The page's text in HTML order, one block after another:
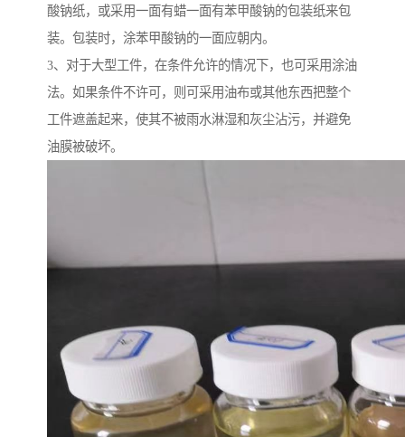
酸钠纸，或采用一面有蜡一面有苯甲酸钠的包装纸来包
装。包装时，涂苯甲酸钠的一面应朝内。
3、对于大型工件，在条件允许的情况下，也可采用涂油
法。如果条件不许可，则可采用油布或其他东西把整个
工件遮盖起来，使其不被雨水淋湿和灰尘沾污，并避免
油膜被破坏。